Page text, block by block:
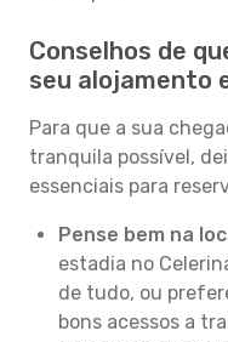
Conselhos de
seu alojamento
Para que a sua
tranquila possível,
essenciais para
Pense bem na
estadia no
de tudo, ou
bons acessos a